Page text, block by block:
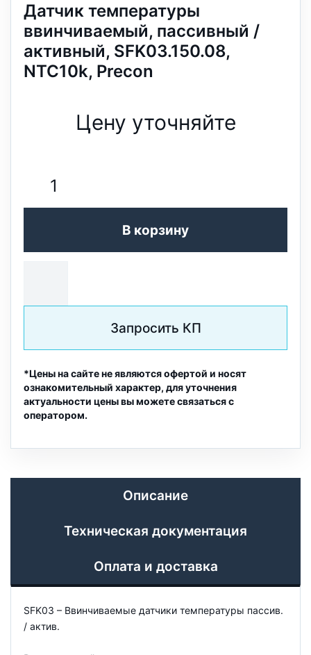
Датчик температуры
ввинчиваемый, пассивный /
активный, SFK03.150.08,
NTC10k, Precon
Цену уточняйте
В корзину
Запросить КП
*Цены на сайте не являются офертой и носят
ознакомительный характер, для уточнения
актуальности цены вы можете связаться с
оператором.
Описание
Техническая документация
Оплата и доставка
SFK03 – Ввинчиваемые датчики температуры пассив.
/ актив.